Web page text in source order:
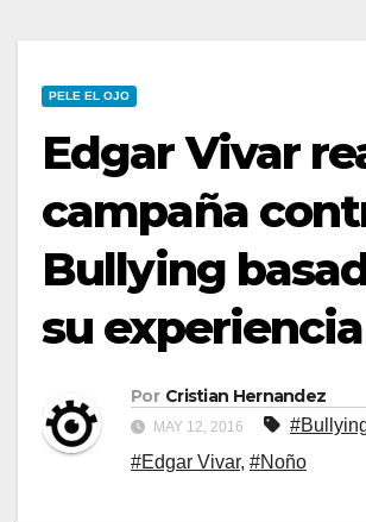
PELE EL OJO
Edgar Vivar
campaña
Bullying
su experiencia
Por Cristian Hernandez
MAY 12, 2016
#Edgar Vivar, #Noño